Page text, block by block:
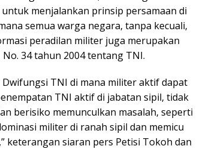
menjalankan prinsip persamaan di
semua warga negara, tanpa kecuali,
peradilan militer juga merupakan
No. 34 tahun 2004 tentang TNI.
TNI di mana militer aktif dapat
TNI aktif di jabatan sipil, tidak
berisiko memunculkan masalah, seperti
militer di ranah sipil dan memicu
keterangan siaran pers Petisi Tokoh dan